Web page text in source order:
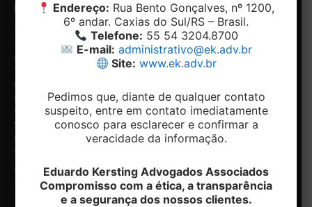
ENDEREÇO
Gonçalves,
1200, 5º e
6º andar -
Centro.
Caxias do
Sul/RS
CEP:
95020-412
Acessar
Mapa
CONTATO
Telefone:
+ 55 54-
3204.8700
Email:
NAVEGAÇÃO
Home
Conheça
o
Escritório
diferenciais
Especialidades
Notícias
Contato
o DPO
REDES
SOCIAIS
Facebook
Endereço: Rua Bento Gonçalves, nº 1200,
6º andar. Caxias do Sul/RS – Brasil.
Telefone: 55 54 3204.8700
E-mail: administrativo@ek.adv.br
Site: www.ek.adv.br
Pedimos que, diante de qualquer contato
suspeito, entre em contato imediatamente
conosco para esclarecer e confirmar a
veracidade da informação.
Eduardo Kersting Advogados Associados
Compromisso com a ética, a transparência
e a segurança dos nossos clientes.